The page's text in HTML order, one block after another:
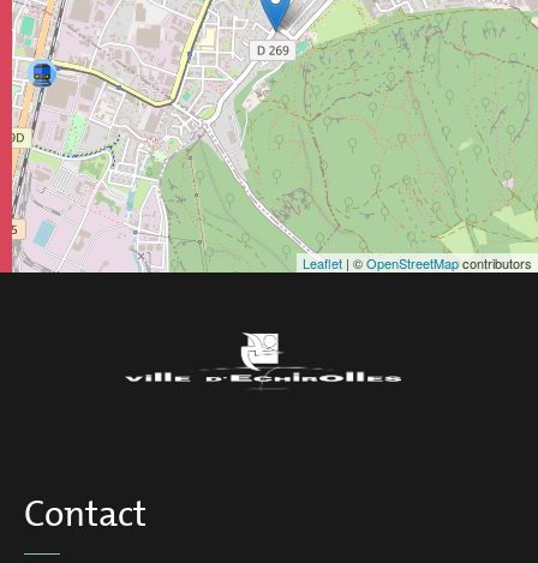
Leaflet | ©OpenStreetMapcontributors
Contact